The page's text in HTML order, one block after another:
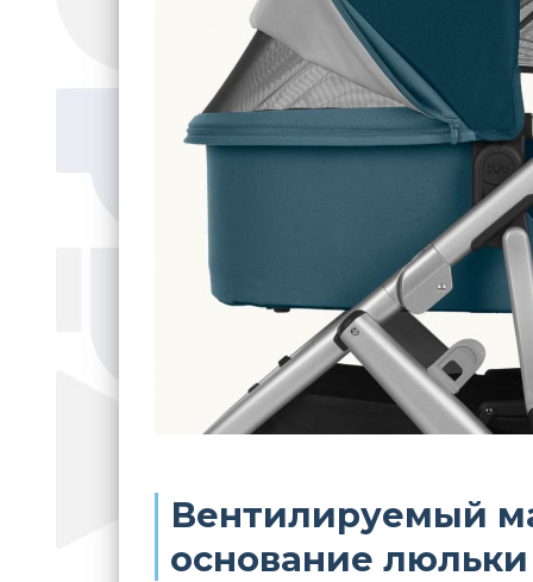
Вентилируемый
основание люльки